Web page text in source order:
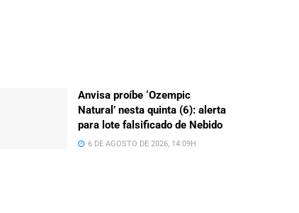
Anvisa proíbe ‘Ozempic
Natural’ nesta quinta (6): alerta
para lote falsificado de Nebido
6 DE AGOSTO DE 2026, 14:09H